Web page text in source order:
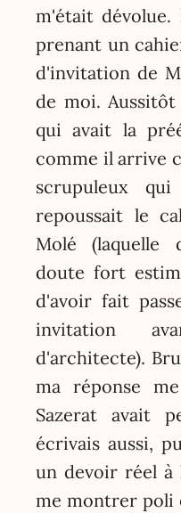
m'était dévolue.
prenant un
d'invitation de
de moi.
qui avait la
comme il arrive
scrupuleux
repoussait le
Molé (laquelle
doute fort
d'avoir fait
invitation
d'architecte).
ma réponse
Sazerat avait
écrivais aussi,
un devoir réel à
me montrer poli